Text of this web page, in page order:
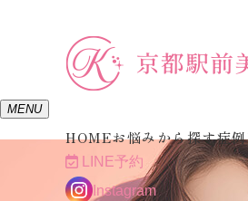
MENU
HOMEお悩みから探す症例
LINE予約
Instagram